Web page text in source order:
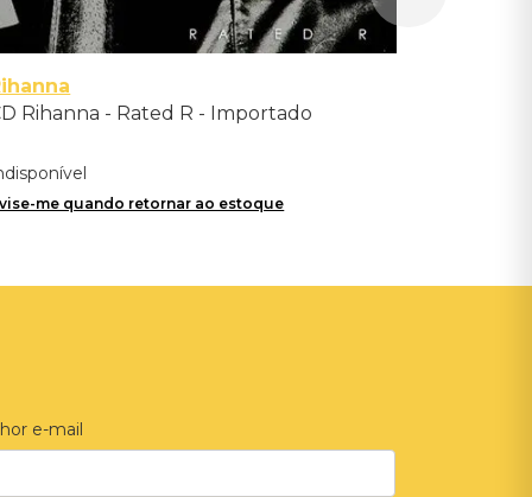
Rihanna - Rated R - Importado
me quando retornar ao estoque
e-mail